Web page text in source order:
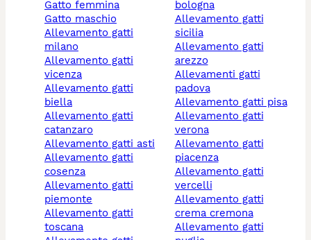
gatto femmina
gatto maschio
allevamento gatti
milano
allevamento gatti
vicenza
allevamento gatti
biella
allevamento gatti
catanzaro
allevamento gatti asti
allevamento gatti
cosenza
allevamento gatti
piemonte
allevamento gatti
toscana
bologna
allevamento gatti
sicilia
allevamento gatti
arezzo
allevamenti gatti
padova
allevamento gatti pisa
allevamento gatti
verona
allevamento gatti
piacenza
allevamento gatti
vercelli
allevamento gatti
crema cremona
allevamento gatti